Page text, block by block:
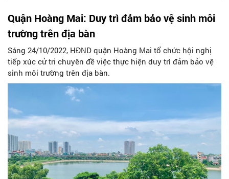
Quận Hoàng Mai: Duy trì đảm bảo vệ sinh môi
trường trên địa bàn
Sáng 24/10/2022, HĐND quận Hoàng Mai tổ chức hội nghị
tiếp xúc cử tri chuyên đề việc thực hiện duy trì đảm bảo vệ
sinh môi trường trên địa bàn.